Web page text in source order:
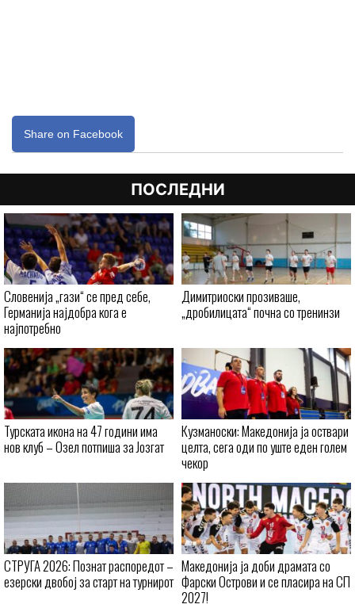
Share on Facebook
ПОСЛЕДНИ
Словенија „гази“ се пред себе,
Германија најдобра кога е
најпотребно
Димитриоски прозиваше,
„дробилицата“ почна со тренинзи
Турската икона на 47 години има
нов клуб – Озел потпиша за Јозгат
Кузманоски: Македонија ја оствари
целта, сега оди по уште еден голем
чекор
СТРУГА 2026: Познат распоредот –
езерски двобој за старт на турнирот
Македонија ја доби драмата со
Фарски Острови и се пласира на СП
2027!